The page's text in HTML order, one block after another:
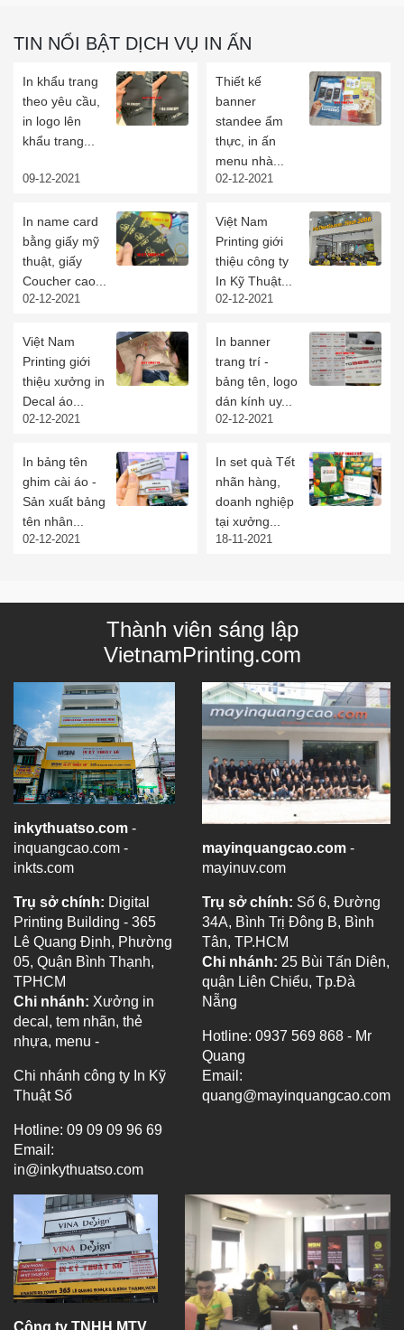
TIN NỔI BẬT DỊCH VỤ IN ẤN
In khẩu trang
theo yêu cầu,
in logo lên
khẩu trang...
09-12-2021
Thiết kế
banner
standee ẩm
thực, in ấn
menu nhà...
02-12-2021
In name card
bằng giấy mỹ
thuật, giấy
Coucher cao...
02-12-2021
Việt Nam
Printing giới
thiệu công ty
In Kỹ Thuật...
02-12-2021
Việt Nam
Printing giới
thiệu xưởng in
Decal áo...
02-12-2021
In banner
trang trí -
bảng tên, logo
dán kính uy...
02-12-2021
In bảng tên
ghim cài áo -
Sản xuất bảng
tên nhân...
02-12-2021
In set quà Tết
nhãn hàng,
doanh nghiệp
tại xưởng...
18-11-2021
Thành viên sáng lập
VietnamPrinting.com
inkythuatso.com -
inquangcao.com -
inkts.com
Trụ sở chính: Digital
Printing Building - 365
Lê Quang Định, Phường
05, Quận Bình Thạnh,
TPHCM
Chi nhánh: Xưởng in
decal, tem nhãn, thẻ
nhựa, menu -
Chi nhánh công ty In Kỹ
Thuật Số
Hotline: 09 09 09 96 69
Email:
in@inkythuatso.com
mayinquangcao.com -
mayinuv.com
Trụ sở chính: Số 6, Đường
34A, Bình Trị Đông B, Bình
Tân, TP.HCM
Chi nhánh: 25 Bùi Tấn Diên,
quận Liên Chiểu, Tp.Đà
Nẵng
Hotline: 0937 569 868 - Mr
Quang
Email:
quang@mayinquangcao.com
Công ty TNHH MTV